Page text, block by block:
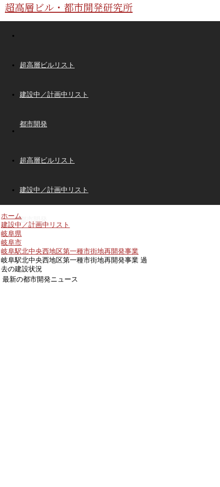
超高層ビル・都市開発研究所
超高層ビルリスト
建設中／計画中リスト
都市開発
超高層ビルリスト
建設中／計画中リスト
都市開発
ホーム
建設中／計画中リスト
岐阜県
岐阜市
岐阜駅北中央西地区第一種市街地再開発事業
岐阜駅北中央西地区第一種市街地再開発事業 過
去の建設状況
最新の都市開発ニュース